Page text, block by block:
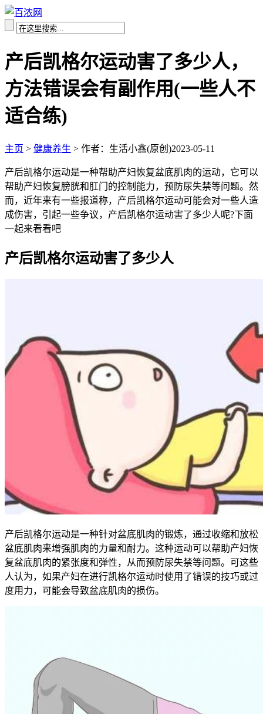
产后凯格尔运动害了多少人，
方法错误会有副作用(一些人不
适合练)
主页 > 健康养生 > 作者：生活小鑫(原创)2023-05-11
产后凯格尔运动是一种帮助产妇恢复盆底肌肉的运动，它可以
帮助产妇恢复膀胱和肛门的控制能力，预防尿失禁等问题。然
而，近年来有一些报道称，产后凯格尔运动可能会对一些人造
成伤害，引起一些争议，产后凯格尔运动害了多少人呢?下面
一起来看看吧
产后凯格尔运动害了多少人
产后凯格尔运动是一种针对盆底肌肉的锻炼，通过收缩和放松
盆底肌肉来增强肌肉的力量和耐力。这种运动可以帮助产妇恢
复盆底肌肉的紧张度和弹性，从而预防尿失禁等问题。可这些
人认为，如果产妇在进行凯格尔运动时使用了错误的技巧或过
度用力，可能会导致盆底肌肉的损伤。